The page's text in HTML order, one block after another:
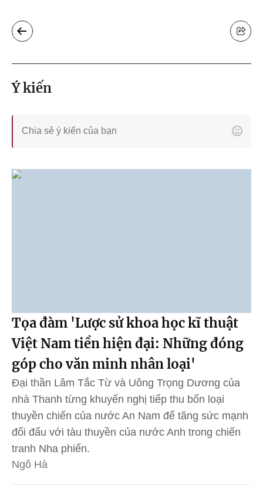
Ý kiến
Tọa đàm 'Lược sử khoa học kĩ thuật
Việt Nam tiền hiện đại: Những đóng
góp cho văn minh nhân loại'
Đại thần Lâm Tắc Từ và Uông Trọng Dương của
nhà Thanh từng khuyến nghị tiếp thu bốn loại
thuyền chiến của nước An Nam để tăng sức mạnh
đối đấu với tàu thuyền của nước Anh trong chiến
tranh Nha phiến.
Ngô Hà